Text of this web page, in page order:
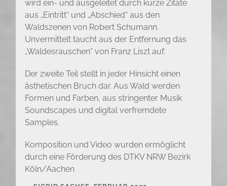
wird ein- und ausgeleitet durch kurze Zitate
aus „Eintritt“ und „Abschied“ aus den
Waldszenen von Robert Schumann.
Unvermittelt taucht aus der Entfernung das
„Waldesrauschen“ von Franz Liszt auf.
Der zweite Teil stellt in jeder Hinsicht einen
ästhetischen Bruch dar. Aus Wald werden
Formen und Farben, aus stringenter Musik
Soundscapes und digital verfremdete
Samples.
Komposition und Video wurden ermöglicht
durch eine Förderung des DTKV NRW Bezirk
Köln/Aachen